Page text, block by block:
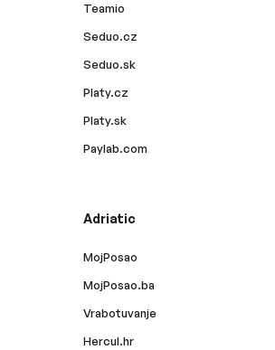
Teamio
Seduo.cz
Seduo.sk
Platy.cz
Platy.sk
Paylab.com
Adriatic
MojPosao
MojPosao.ba
Vrabotuvanje
Hercul.hr